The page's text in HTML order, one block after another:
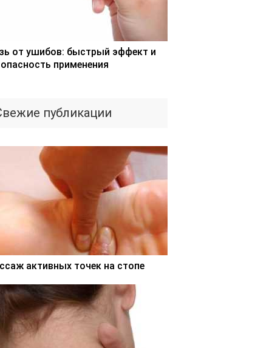
от ушибов: быстрый эффект и
применения
публикации
активных точек на стопе